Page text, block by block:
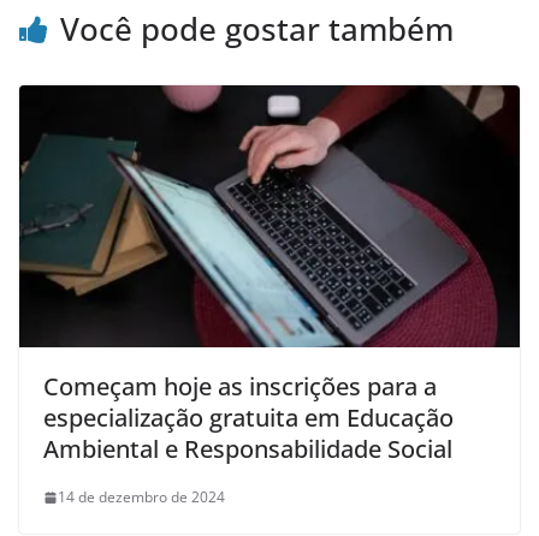
Você pode gostar também
Começam hoje as inscrições para a
especialização gratuita em Educação
Ambiental e Responsabilidade Social
14 de dezembro de 2024